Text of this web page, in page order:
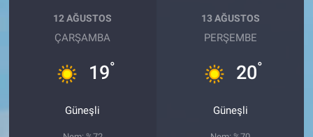
12 AĞUSTOS
ÇARŞAMBA
19°
Güneşli
13 AĞUSTOS
PERŞEMBE
20°
Güneşli